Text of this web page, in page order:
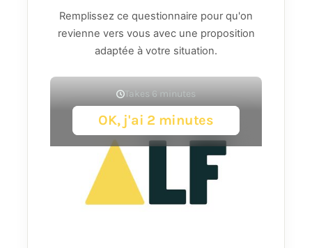
Remplissez ce questionnaire pour qu'on
revienne vers vous avec une proposition
adaptée à votre situation.